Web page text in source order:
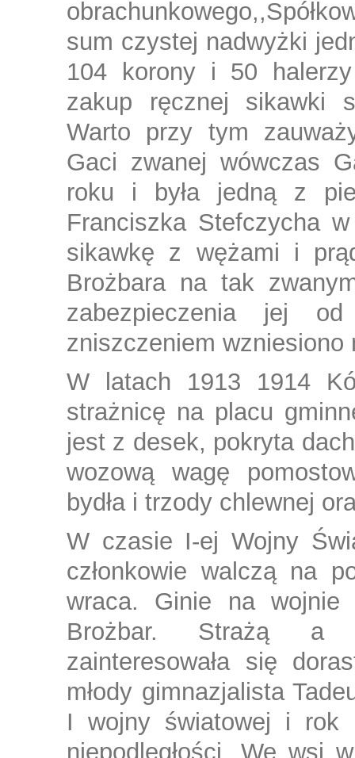
sum czystej nadwyżki
104 korony i 50
zakup ręcznej sikawki
Warto przy tym
Gaci zwanej wówczas
roku i była jedną z
Franciszka Stefczycha
sikawkę z wężami i
Brożbara na tak
zabezpieczenia jej
zniszczeniem wzniesiono
W latach 1913 1914
strażnicę na placu
jest z desek, pokryta
wozową wagę
bydła i trzody chlewnej
W czasie I-ej Wojny
członkowie walczą na
wraca. Ginie na wojnie
Brożbar. Strażą a
zainteresowała się
młody gimnazjalista
I wojny światowej i rok
niepodległości. We wsi